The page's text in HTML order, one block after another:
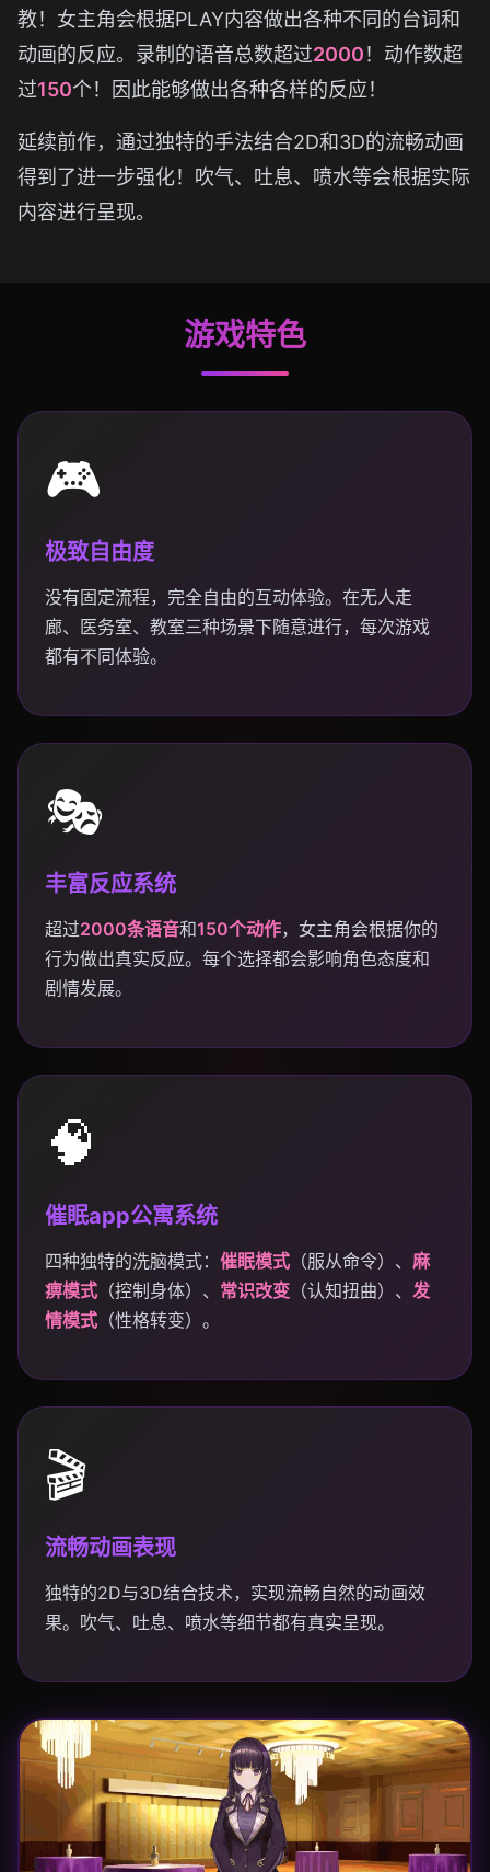
教！女主角会根据PLAY内容做出各种不同的台词和
动画的反应。录制的语音总数超过2000！动作数超
过150个！因此能够做出各种各样的反应！
延续前作，通过独特的手法结合2D和3D的流畅动画
得到了进一步强化！吹气、吐息、喷水等会根据实际
内容进行呈现。
游戏特色
🎮
极致自由度
没有固定流程，完全自由的互动体验。在无人走
廊、医务室、教室三种场景下随意进行，每次游戏
都有不同体验。
🎭
丰富反应系统
超过2000条语音和150个动作，女主角会根据你的
行为做出真实反应。每个选择都会影响角色态度和
剧情发展。
🧠
催眠app公寓系统
四种独特的洗脑模式： 催眠模式 （服从命令）、 麻
痹模式 （控制身体）、 常识改变 （认知扭曲）、 发
情模式 （性格转变）。
🎬
流畅动画表现
独特的2D与3D结合技术，实现流畅自然的动画效
果。吹气、吐息、喷水等细节都有真实呈现。